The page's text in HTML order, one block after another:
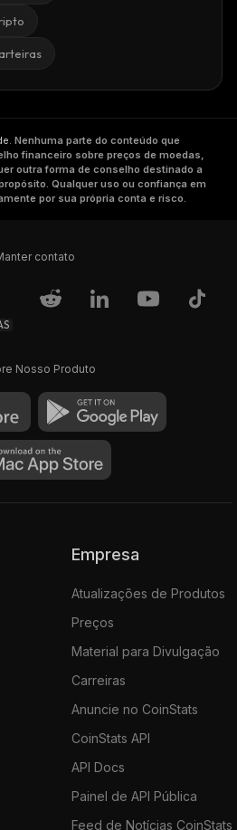
. Nenhuma parte do conteúdo que
financeiro sobre preços de moedas,
outra forma de conselho destinado a
Qualquer uso ou confiança em
por sua própria conta e risco.
contato
Nosso Produto
Empresa
Atualizações de Produtos
Preços
Material para Divulgação
Carreiras
Anuncie no CoinStats
CoinStats API
API Docs
Painel de API Pública
Feed de Notícias CoinStats